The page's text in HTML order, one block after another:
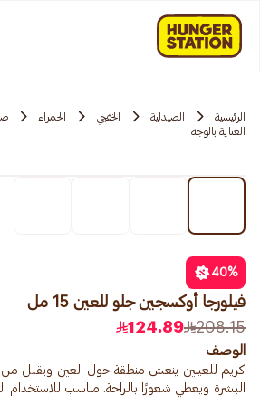
الرئيسية الصيدلية الخفجي الحمراء
العناية بالوجه
40%
فيلورجا أوكسجين جلو للعين 15 مل
208.15
124.89
الوصف
كريم للعينين ينعش منطقة حول العين ويقلل
البشرة ويعطي شعورًا بالراحة. مناسب للاستخدام